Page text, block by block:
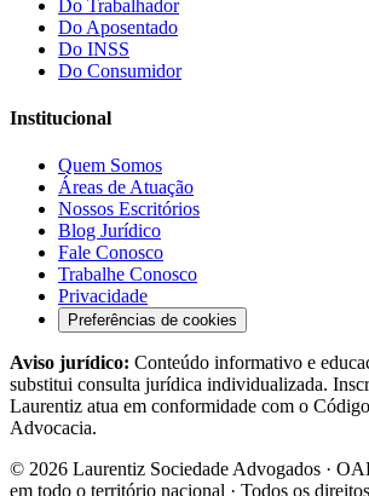
Do Trabalhador
Do Aposentado
Do INSS
Do Consumidor
Institucional
Quem Somos
Áreas de Atuação
Nossos Escritórios
Blog Jurídico
Fale Conosco
Trabalhe Conosco
Privacidade
Preferências de cookies
Aviso jurídico: Conteúdo informativo e
substitui consulta jurídica individualizada.
Laurentiz atua em conformidade com o
Advocacia.
© 2026 Laurentiz Sociedade Advogados ·
em todo o território nacional · Todos os